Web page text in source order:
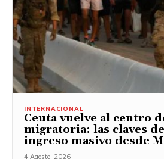
INTERNACIONAL
Ceuta vuelve al centro
migratoria: las claves
ingreso masivo desde
4 Agosto, 2026